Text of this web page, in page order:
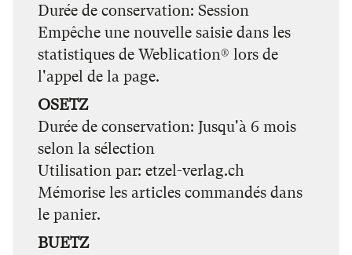
Durée de conservation Session
Empêche une nouvelle saisie dans les
statistiques de Weblication® lors de
l'appel de la page.
OSETZ
Durée de conservation Jusqu'à 6 mois
selon la sélection
Utilisation par etzel-verlag.ch
Mémorise les articles commandés dans
le panier.
BUETZ